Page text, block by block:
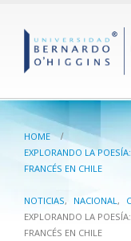
HOME
EXPLORANDO LA
FRANCÉS EN CHILE
NOTICIAS, NACIONAL,
EXPLORANDO LA
FRANCÉS EN CHILE